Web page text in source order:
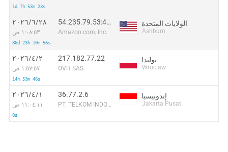
1d 7h 53m 23s
٢٨‏/٦‏/٢٠٢٦
١:٠٨:٥٣ ص
86d 23h 10m 56s
54.235.79.53:42954
Amazon.com, Inc.
الولايات المتحدة
Ashburn
٢‏/٤‏/٢٠٢٦
١:٥٧:٥٧ ص
14h 53m 46s
217.182.77.22
OVH SAS
بولندا
Wroclaw
١‏/٤‏/٢٠٢٦
١١:٠٤:١١ ص
0s
36.77.2.6
PT. TELKOM INDONESIA
إندونيسيا
Jakarta Pusat